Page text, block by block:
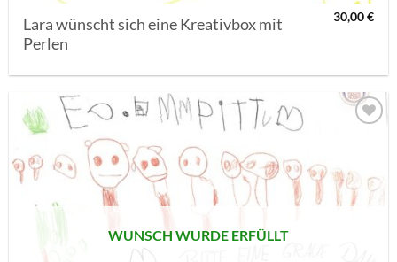
Lara wünscht sich eine Kreativbox mit
Perlen
30,00€
SETZEN
WUNSCH WURDE ERFÜLLT